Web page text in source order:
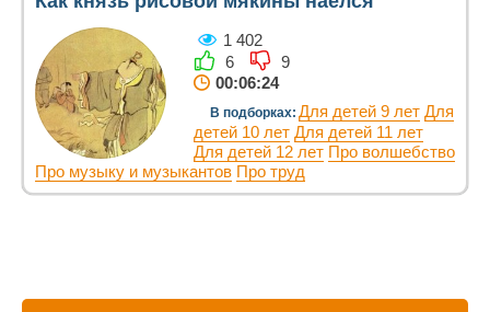
1 402
6
9
00:06:24
В подборках: Для детей 9 лет Для
детей 10 лет Для детей 11 лет
Для детей 12 лет Про волшебство
Про музыку и музыкантов Про труд